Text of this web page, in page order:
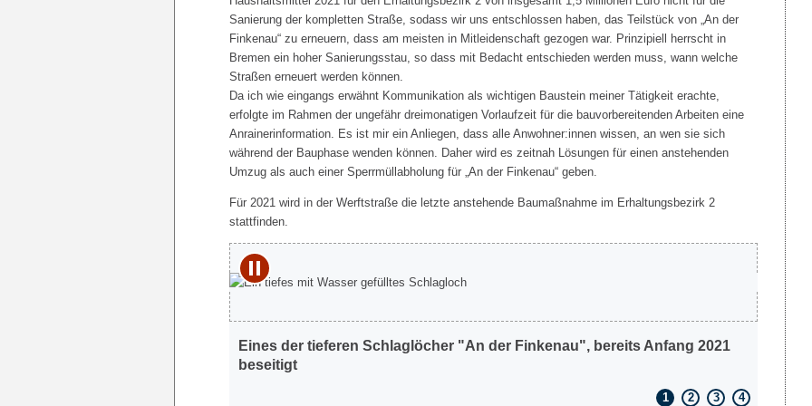
Sanierung der kompletten Straße, sodass wir uns entschlossen haben, das Teilstück von „An der
Finkenau“ zu erneuern, dass am meisten in Mitleidenschaft gezogen war. Prinzipiell herrscht in
Bremen ein hoher Sanierungsstau, so dass mit Bedacht entschieden werden muss, wann welche
Straßen erneuert werden können.
Da ich wie eingangs erwähnt Kommunikation als wichtigen Baustein meiner Tätigkeit erachte,
erfolgte im Rahmen der ungefähr dreimonatigen Vorlaufzeit für die bauvorbereitenden Arbeiten eine
Anrainerinformation. Es ist mir ein Anliegen, dass alle Anwohner:innen wissen, an wen sie sich
während der Bauphase wenden können. Daher wird es zeitnah Lösungen für einen anstehenden
Umzug als auch einer Sperrmüllabholung für „An der Finkenau“ geben.
Für 2021 wird in der Werftstraße die letzte anstehende Baumaßnahme im Erhaltungsbezirk 2
stattfinden.
Eines der tieferen Schlaglöcher "An der Finkenau", bereits Anfang 2021
beseitigt
Ein
Play/Pause
1 2 3 4